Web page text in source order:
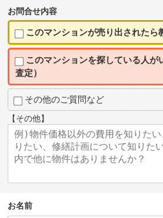
お問合せ内容
このマンションが売り出されたら
このマンションを探している人が
査定）
その他のご質問など
【その他】
お名前